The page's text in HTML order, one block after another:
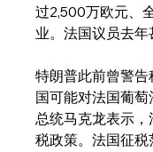
过2,500万欧元、
业。法国议员去年
特朗普此前曾警
国可能对法国葡
总统马克龙表示
税政策。法国征